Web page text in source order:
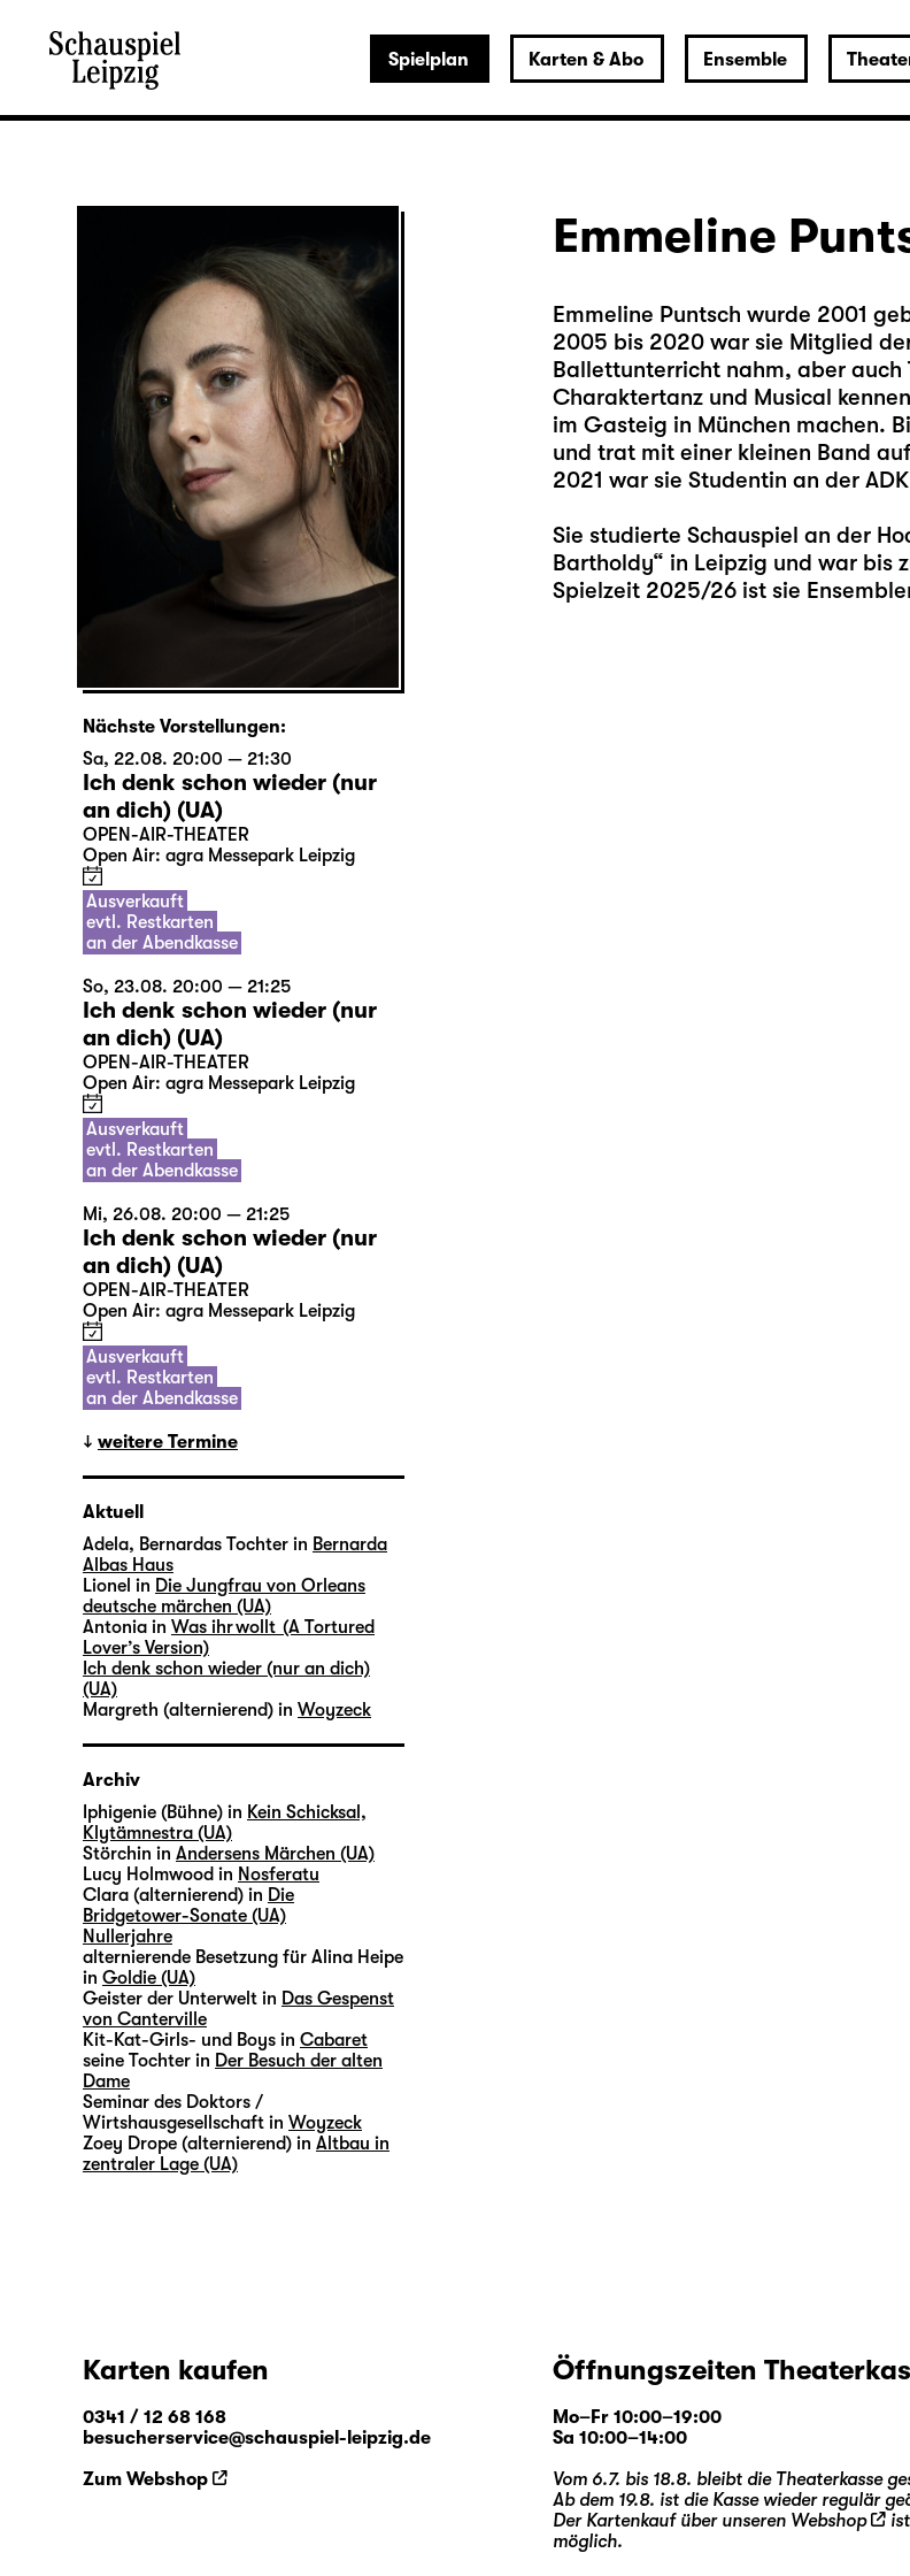
Spielplan Karten & Abo Ensemble
Emmeline
Emmeline Puntsch wurde 2001
2005 bis 2020 war sie Mitglied
Ballettunterricht nahm, aber auch
Charaktertanz und Musical
im Gasteig in München machen.
und trat mit einer kleinen Band
2021 war sie Studentin an der
Sie studierte Schauspiel an der
Bartholdy“ in Leipzig und war bis
Spielzeit 2025/26 ist sie
Nächste Vorstellungen:
Sa, 22.08. 20:00 — 21:30
Ich denk schon wieder (nur
an dich) (UA)
OPEN-AIR-THEATER
Open Air: agra Messepark Leipzig
Ausverkauft
evtl. Restkarten
an der Abendkasse
So, 23.08. 20:00 — 21:25
Ich denk schon wieder (nur
an dich) (UA)
OPEN-AIR-THEATER
Open Air: agra Messepark Leipzig
Ausverkauft
evtl. Restkarten
an der Abendkasse
Mi, 26.08. 20:00 — 21:25
Ich denk schon wieder (nur
an dich) (UA)
OPEN-AIR-THEATER
Open Air: agra Messepark Leipzig
Ausverkauft
evtl. Restkarten
an der Abendkasse
weitere Termine
Aktuell
Adela, Bernardas Tochter in Bernarda
Albas Haus
Lionel in Die Jungfrau von Orleans
deutsche märchen (UA)
Antonia in Was ihr wollt (A Tortured
Lover’s Version)
Ich denk schon wieder (nur an dich)
(UA)
Margreth (alternierend) in Woyzeck
Archiv
Iphigenie (Bühne) in Kein Schicksal,
Klytämnestra (UA)
Störchin in Andersens Märchen (UA)
Lucy Holmwood in Nosferatu
Clara (alternierend) in Die
Bridgetower-Sonate (UA)
Nullerjahre
alternierende Besetzung für Alina Heipe
in Goldie (UA)
Geister der Unterwelt in Das Gespenst
von Canterville
Kit-Kat-Girls- und Boys in Cabaret
seine Tochter in Der Besuch der alten
Dame
Seminar des Doktors /
Wirtshausgesellschaft in Woyzeck
Zoey Drope (alternierend) in Altbau in
zentraler Lage (UA)
Karten kaufen
0341 / 12 68 168
besucherservice@schauspiel-leipzig.de
Zum Webshop
Öffnungszeiten
Mo–Fr 10:00–19:00
Sa 10:00–14:00
Vom 6.7. bis 18.8. bleibt die Theaterkasse
Ab dem 19.8. ist die Kasse wieder regulär
Der Kartenkauf über unseren Webshop
ist
möglich.